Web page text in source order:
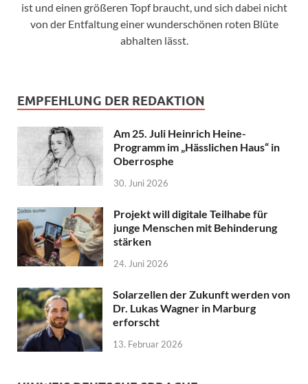
ist und einen größeren Topf braucht, und sich dabei nicht
von der Entfaltung einer wunderschönen roten Blüte
abhalten lässt.
EMPFEHLUNG DER REDAKTION
Am 25. Juli Heinrich Heine-
Programm im „Hässlichen Haus“ in
Oberrosphe
30. Juni 2026
Projekt will digitale Teilhabe für
junge Menschen mit Behinderung
stärken
24. Juni 2026
Solarzellen der Zukunft werden von
Dr. Lukas Wagner in Marburg
erforscht
13. Februar 2026